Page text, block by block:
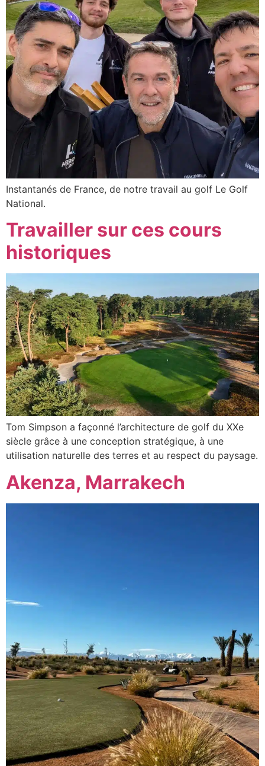
Instantanés de France, de notre travail au golf Le Golf
National.
Travailler sur ces cours
historiques
Tom Simpson a façonné l’architecture de golf du XXe
siècle grâce à une conception stratégique, à une
utilisation naturelle des terres et au respect du paysage.
Akenza, Marrakech